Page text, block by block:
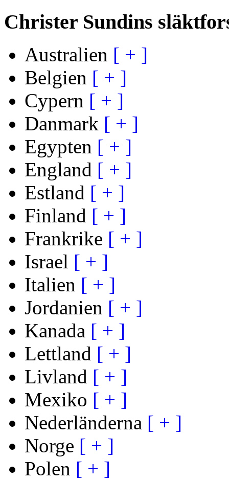
Christer Sundins
Australien [ + ]
Belgien [ + ]
Cypern [ + ]
Danmark [ + ]
Egypten [ + ]
England [ + ]
Estland [ + ]
Finland [ + ]
Frankrike [ + ]
Israel [ + ]
Italien [ + ]
Jordanien [ + ]
Kanada [ + ]
Lettland [ + ]
Livland [ + ]
Mexiko [ + ]
Nederländerna [ + ]
Norge [ + ]
Polen [ + ]